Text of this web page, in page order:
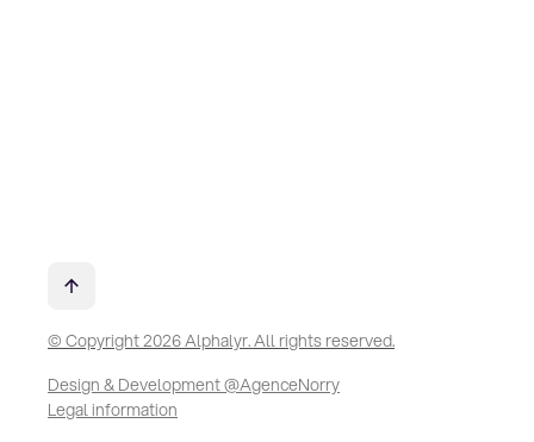
© Copyright 2026 Alphalyr. All rights reserved.
Design & Development @AgenceNorry
Legal information